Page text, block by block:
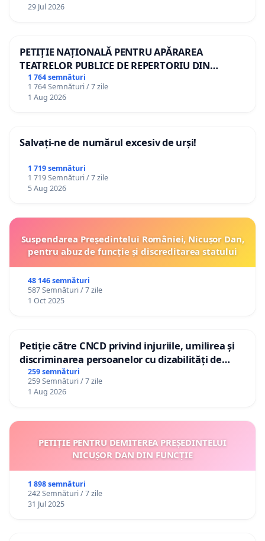
29 Jul 2026
PETIȚIE NAȚIONALĂ PENTRU APĂRAREA
TEATRELOR PUBLICE DE REPERTORIU DIN
ROMÂNIA
1 764 semnături
1 764 Semnături / 7 zile
1 Aug 2026
Salvați-ne de numărul excesiv de urși!
1 719 semnături
1 719 Semnături / 7 zile
5 Aug 2026
Suspendarea Președintelui României, Nicușor Dan,
pentru abuz de funcție și discreditarea statului
48 146 semnături
587 Semnături / 7 zile
1 Oct 2025
Petiție către CNCD privind injuriile, umilirea și
discriminarea persoanelor cu dizabilități de
către utilizatorul TikTok „Gorici”
259 semnături
259 Semnături / 7 zile
1 Aug 2026
PETIȚIE PENTRU DEMITEREA PREȘEDINTELUI
NICUȘOR DAN DIN FUNCȚIE
1 898 semnături
242 Semnături / 7 zile
31 Jul 2025